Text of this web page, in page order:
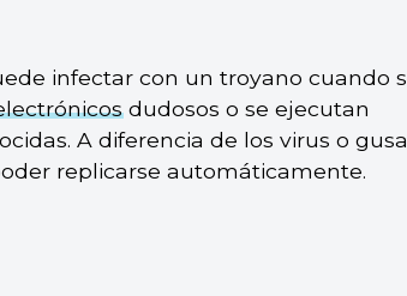
infectar con un troyano cuando
dudosos o se ejecutan
A diferencia de los virus o
replicarse automáticamente.